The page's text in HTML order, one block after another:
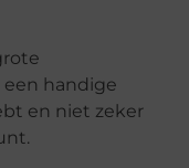
een handige
en niet zeker